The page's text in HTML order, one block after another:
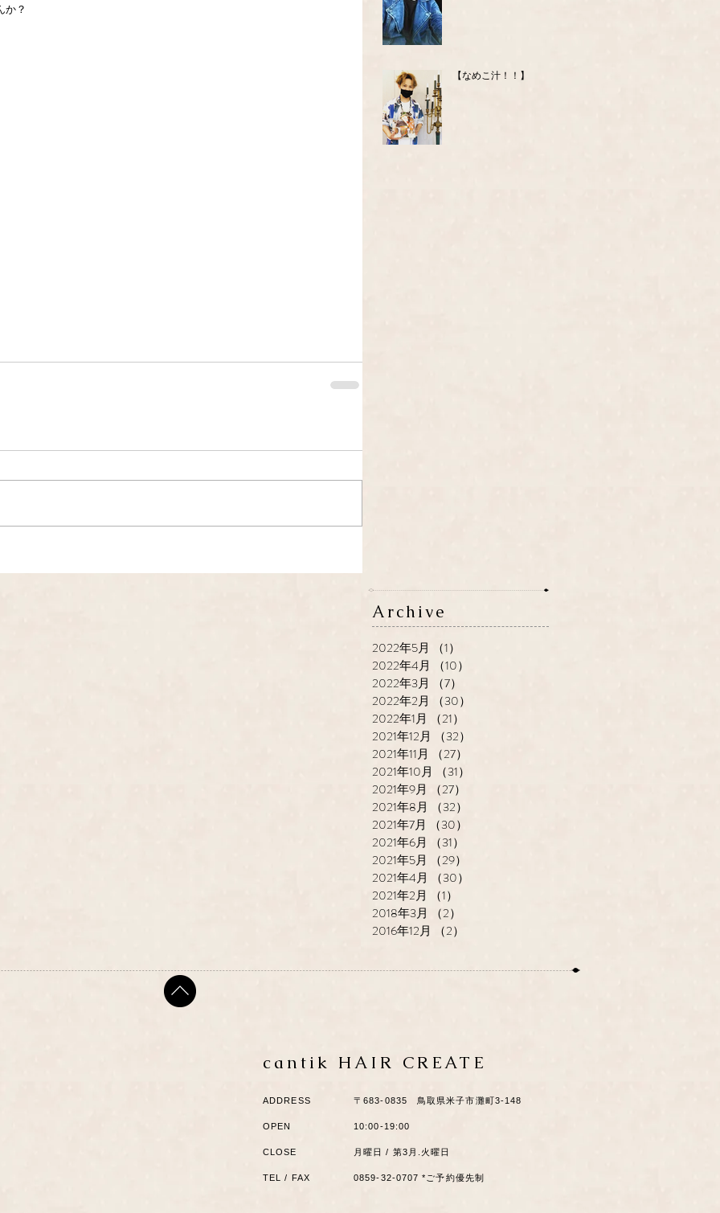
か？
【なめこ汁！！】
Archive
2022年5月 （1）
2022年4月
（10）
2022年3月
（7）
2022年2月
（30）
2022年1月
（21）
2021年12月
（32）
2021年11月
（27）
2021年10月
（31）
2021年9月
（27）
2021年8月
（32）
2021年7月
（30）
2021年6月
（31）
2021年5月
（29）
2021年4月
（30）
2021年2月
（1）
2018年3月
（2）
2016年12月
（2）
cantik HAIR CREATE
ADDRESS ​〒683-0835 鳥取県米子市灘町3-148
OPEN 10:00-19:00
CLOSE 月曜日 / 第3月.火曜日
TEL / FAX 0859-32-0707 *ご予約優先制